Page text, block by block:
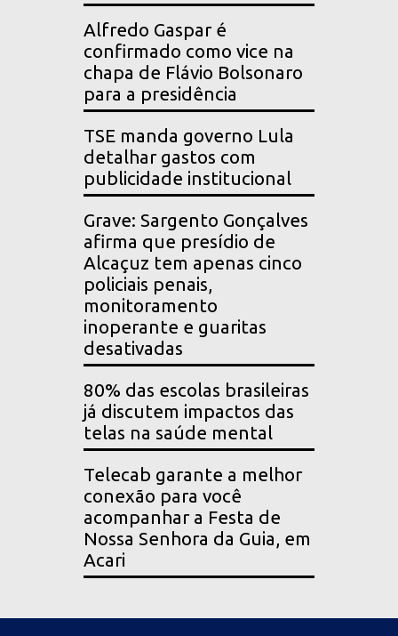
Alfredo Gaspar é
confirmado como vice na
chapa de Flávio Bolsonaro
para a presidência
TSE manda governo Lula
detalhar gastos com
publicidade institucional
Grave: Sargento Gonçalves
afirma que presídio de
Alcaçuz tem apenas cinco
policiais penais,
monitoramento
inoperante e guaritas
desativadas
80% das escolas brasileiras
já discutem impactos das
telas na saúde mental
Telecab garante a melhor
conexão para você
acompanhar a Festa de
Nossa Senhora da Guia, em
Acari